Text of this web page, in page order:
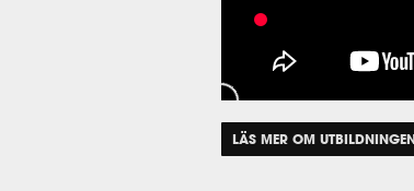
LÄS MER OM